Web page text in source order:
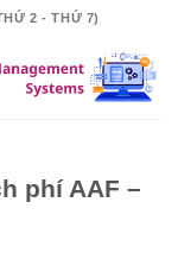
2 - THỨ 7)
phí AAF –